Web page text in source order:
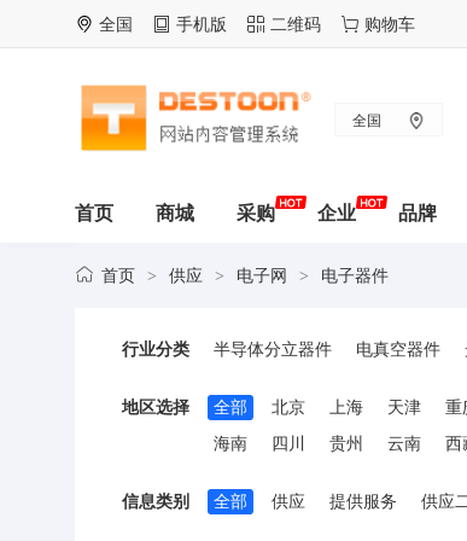
全国 手机版 二维码 购物车
全国
首页 商城 采购 企业 品牌
首页 > 供应 > 电子网 > 电子器件
行业分类 半导体分立器件 电真空器件
地区选择 全部 北京 上海 天津 重
海南
四川 贵州 云南 西
信息类别 全部 供应 提供服务 供应